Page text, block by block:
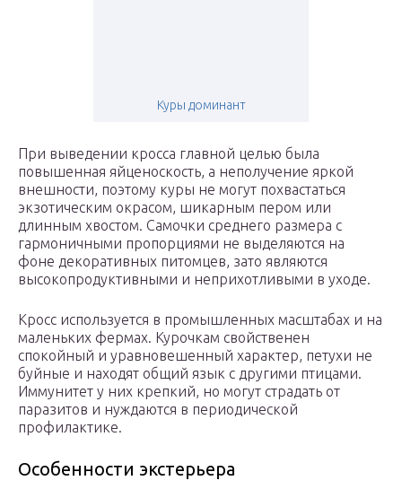
Куры доминант
При выведении кросса главной целью была
повышенная яйценоскость, а неполучение яркой
внешности, поэтому куры не могут похвастаться
экзотическим окрасом, шикарным пером или
длинным хвостом. Самочки среднего размера с
гармоничными пропорциями не выделяются на
фоне декоративных питомцев, зато являются
высокопродуктивными и неприхотливыми в уходе.
Кросс используется в промышленных масштабах и на
маленьких фермах. Курочкам свойственен
спокойный и уравновешенный характер, петухи не
буйные и находят общий язык с другими птицами.
Иммунитет у них крепкий, но могут страдать от
паразитов и нуждаются в периодической
профилактике.
Особенности экстерьера